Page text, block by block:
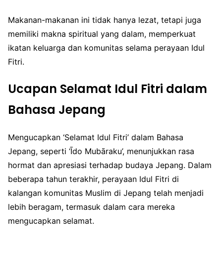
Makanan-makanan ini tidak hanya lezat, tetapi juga
memiliki makna spiritual yang dalam, memperkuat
ikatan keluarga dan komunitas selama perayaan Idul
Fitri.
Ucapan Selamat Idul Fitri dalam
Bahasa Jepang
Mengucapkan ‘Selamat Idul Fitri’ dalam Bahasa
Jepang, seperti ‘Īdo Mubāraku’, menunjukkan rasa
hormat dan apresiasi terhadap budaya Jepang. Dalam
beberapa tahun terakhir, perayaan Idul Fitri di
kalangan komunitas Muslim di Jepang telah menjadi
lebih beragam, termasuk dalam cara mereka
mengucapkan selamat.